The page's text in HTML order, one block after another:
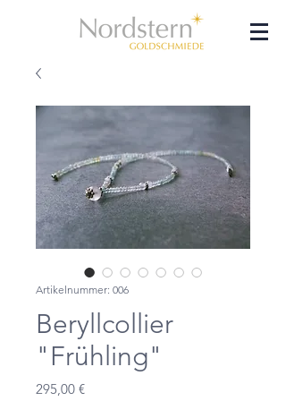
Artikelnummer: 006
Beryllcollier
"Frühling"
295,00 €Preis